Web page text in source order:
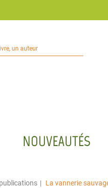
NOUVEAUTÉS
La vannerie